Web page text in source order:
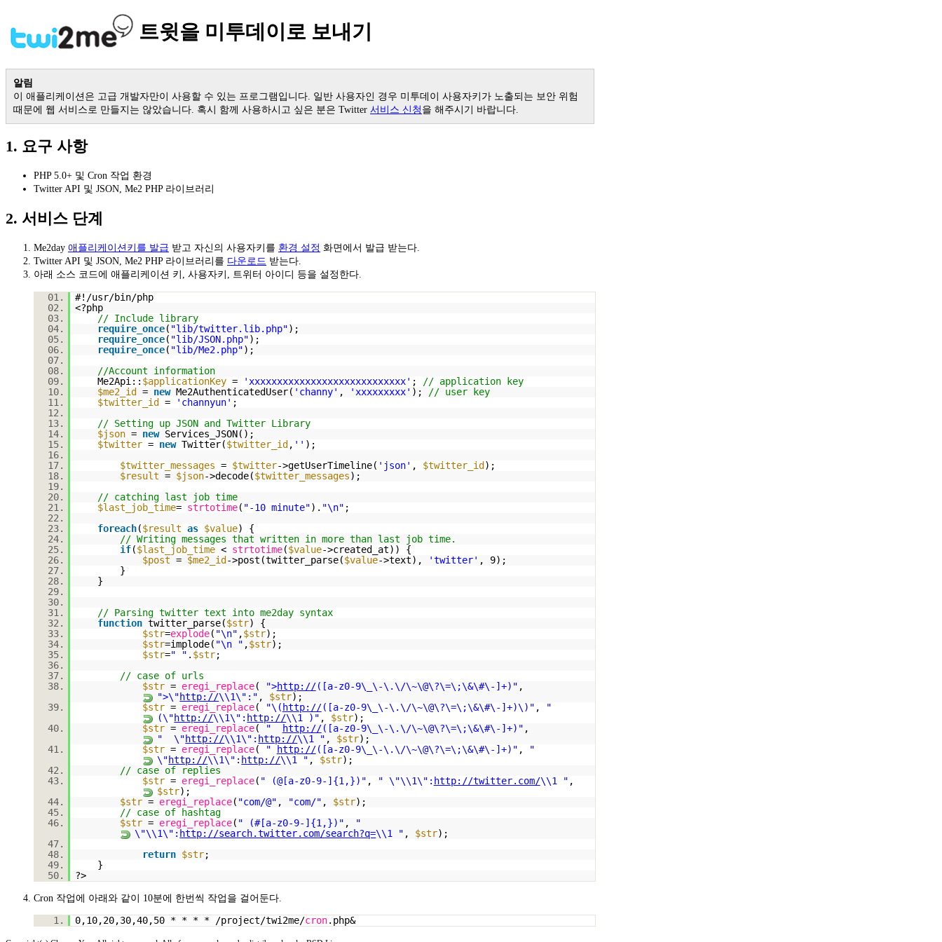
트윗을 미투데이로 보내기
알림
이 애플리케이션은 고급 개발자만이 사용할 수 있는 프로그램입니다. 일반 사용자인 경우 미투데이 사용자키가 노출되는 보안 위험
때문에 웹 서비스로 만들지는 않았습니다. 혹시 함께 사용하시고 싶은 분은 Twitter 서비스 신청을 해주시기 바랍니다.
1. 요구 사항
PHP 5.0+ 및 Cron 작업 환경
Twitter API 및 JSON, Me2 PHP 라이브러리
2. 서비스 단계
Me2day 애플리케이션키를 발급 받고 자신의 사용자키를 환경 설정 화면에서 발급 받는다.
Twitter API 및 JSON, Me2 PHP 라이브러리를 다운로드 받는다.
아래 소스 코드에 애플리케이션 키, 사용자키, 트위터 아이디 등을 설정한다.
01.
#!/usr/bin/php
02.
<?php
03.
// Include library
04.
require_once( "lib/twitter.lib.php");
05.
require_once( "lib/JSON.php");
06.
require_once( "lib/Me2.php");
07.
08.
//Account information
09.
Me2Api:: $applicationKey = 'xxxxxxxxxxxxxxxxxxxxxxxxxxxx' ;
// application key
10.
$me2_id = new Me2AuthenticatedUser( 'channy' , 'xxxxxxxxx' );
// user key
11.
$twitter_id = 'channyun' ;
12.
13.
// Setting up JSON and Twitter Library
14.
$json = new Services_JSON();
15.
$twitter = new Twitter($twitter_id , '' );
16.
17.
$twitter_messages = $twitter->getUserTimeline( 'json' , $twitter_id );
18.
$result = $json->decode($twitter_messages);
19.
20.
// catching last job time
21.
$last_job_time= strtotime( "-10 minute"). "\n" ;
22.
23.
foreach($result as $value) {
24.
// Writing messages that written in more than last job time.
25.
if($last_job_time < strtotime($value->created_at)) {
26.
$post = $me2_id ->post(twitter_parse($value->text), 'twitter' , 9);
27.
}
28.
}
29.
30.
31.
// Parsing twitter text into me2day syntax
32.
function twitter_parse($str) {
33.
$str=explode( "\n" ,$str);
34.
$str=implode( "\n " ,$str);
35.
$str=" " . $str;
36.
37.
// case of urls
38.
$str = eregi_replace( ">http://([a-z0-9\_\-\.\/\~\@\?\=\;\&\#\-]+)" ,
">\"http://\\1\":" , $str);
39.
$str = eregi_replace( "\( http://([a-z0-9\_\-\.\/\~\@\?\=\;\&\#\-]+)\)" ,
"
(\"http://\\1\": http://\\1 )" , $str);
40.
$str = eregi_replace( " http://([a-z0-9\_\-\.\/\~\@\?\=\;\&\#\-]+)" ,
" \"http://\\1\": http://\\1 " , $str);
41.
$str = eregi_replace( " http://([a-z0-9\_\-\.\/\~\@\?\=\;\&\#\-]+)" ,
"
\"http://\\1\": http://\\1 " , $str);
42.
// case of replies
43.
$str = eregi_replace( " (@[a-z0-9-]{1,})" , " \"\\1\": http://twitter.com/\\1 " ,
$str);
44.
$str = eregi_replace( "com/@" , "com/" , $str);
45.
// case of hashtag
46.
$str = eregi_replace( " (#[a-z0-9-]{1,})" ,
"
\"\\1\": http://search.twitter.com/search?q=\\1 " , $str);
47.
48.
return $str;
49.
}
50.
?>
Cron 작업에 아래와 같이 10분에 한번씩 작업을 걸어둔다.
1. 0,10,20,30,40,50 * * * * /project/twi2me/cron.php&